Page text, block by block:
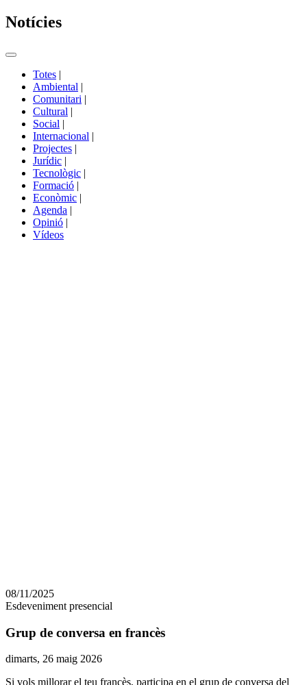
Notícies
Commutador
portals
Totes |
Ambiental |
Comunitari |
Cultural |
Social |
Internacional |
Projectes |
Jurídic |
Tecnològic |
Formació |
Econòmic |
Agenda |
Opinió |
Vídeos
en
altres
socials
08/11/2025
Esdeveniment presencial
Grup de conversa en francès
Data
dimarts, 26 maig 2026
Si vols millorar el teu francès, participa en el grup de conversa del